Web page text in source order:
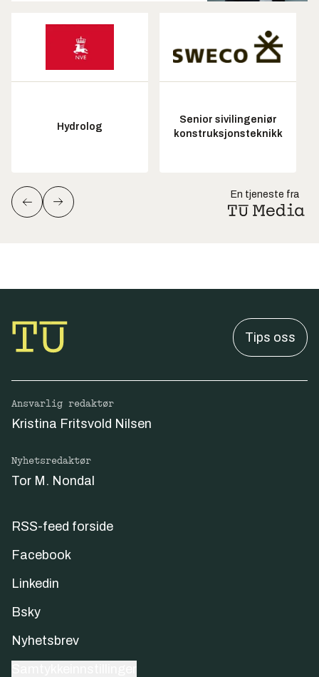
Hydrolog
Senior sivilingeniør
konstruksjonsteknikk
En tjeneste fra
Tips oss
Ansvarlig redaktør
Kristina Fritsvold Nilsen
Nyhetsredaktør
Tor M. Nondal
RSS-feed forside
Facebook
Linkedin
Bsky
Nyhetsbrev